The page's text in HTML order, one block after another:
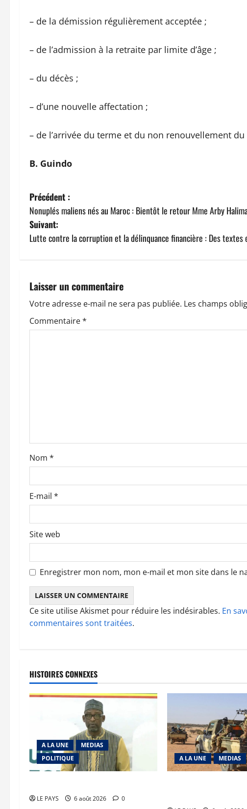
– de la démission régulièrement acceptée ;
– de l’admission à la retraite par limite d’âge ;
– du décès ;
– d’une nouvelle affectation ;
– de l’arrivée du terme et du non renouvellement
B. Guindo
N
a
v
g
a
t
a
r
t
i
c
l
e
Précédent :
Nonuplés maliens nés au Maroc : Bientôt le retour Mme Arby
Suivant:
Lutte contre la corruption et la délinquance financière : Des textes
Laisser un commentaire
Votre adresse e-mail ne sera pas publiée. Les champs
Commentaire*
Nom *
E-mail *
Site web
Enregistrer mon nom, mon e-mail et mon site dans le
Ce site utilise Akismet pour réduire les indésirables. En
commentaires sont traitées.
HISTOIRES CONNEXES
A LA UNE
MEDIAS
POLITIQUE
LE PAYS 6 août 2026 0
A LA UNE MEDIAS